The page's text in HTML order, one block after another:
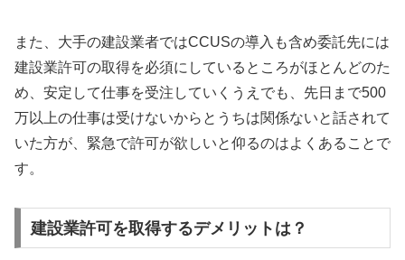
また、大手の建設業者ではCCUSの導入も含め委託先には
建設業許可の取得を必須にしているところがほとんどのた
め、安定して仕事を受注していくうえでも、先日まで500
万以上の仕事は受けないからとうちは関係ないと話されて
いた方が、緊急で許可が欲しいと仰るのはよくあることで
す。
建設業許可を取得するデメリットは？